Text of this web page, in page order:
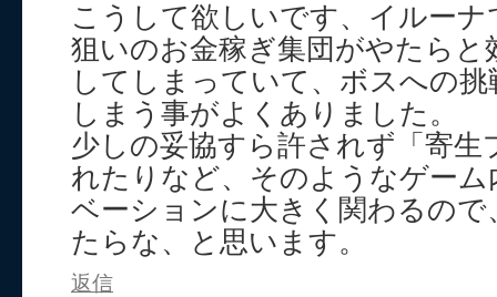
こうして欲しいです、イルー
狙いのお金稼ぎ集団がやたらと
してしまっていて、ボスへの
しまう事がよくありました。
少しの妥協すら許されず「寄生
れたりなど、そのようなゲー
ベーションに大きく関わるので
たらな、と思います。
返信